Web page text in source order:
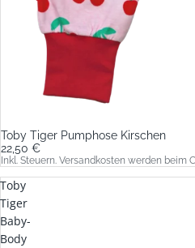
Toby Tiger Pumphose Kirschen
22,50 €
Inkl. Steuern. Versandkosten werden beim
Toby
Tiger
Baby-
Body